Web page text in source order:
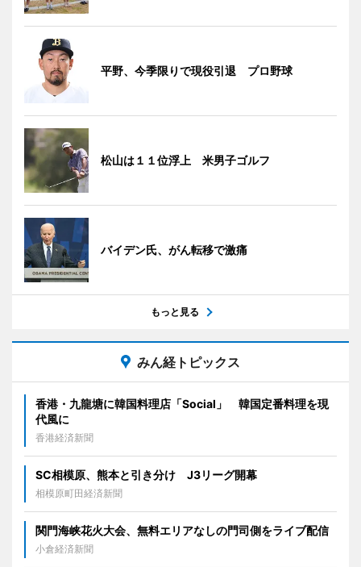
平野、今季限りで現役引退 プロ野球
松山は１１位浮上 米男子ゴルフ
バイデン氏、がん転移で激痛
もっと見る
みん経トピックス
香港・九龍塘に韓国料理店「Social」 韓国定番料理を現
代風に
香港経済新聞
SC相模原、熊本と引き分け J3リーグ開幕
相模原町田経済新聞
関門海峡花火大会、無料エリアなしの門司側をライブ配信
小倉経済新聞